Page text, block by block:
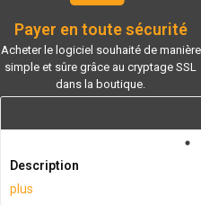
Payer en toute sécurité
Acheter le logiciel souhaité de manière
simple et sûre grâce au cryptage SSL
dans la boutique.
Description
plus